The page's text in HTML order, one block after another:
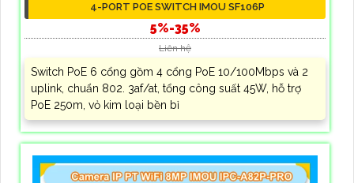
4-PORT POE SWITCH IMOU SF106P
5%-35%
Liên hệ
Switch PoE 6 cổng gồm 4 cổng PoE 10/100Mbps và 2
uplink, chuẩn 802. 3af/at, tổng công suất 45W, hỗ trợ
PoE 250m, vỏ kim loại bền bỉ